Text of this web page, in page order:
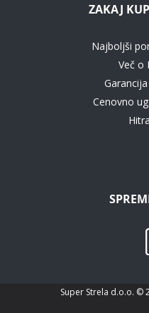
ZAKAJ
Najboljši
Več o
Cenovno
Super Strela d.o.o. ©